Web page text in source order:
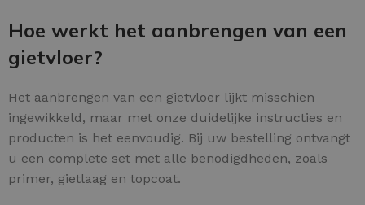
Hoe werkt het aanbrengen van een
gietvloer?
Het aanbrengen van een gietvloer lijkt misschien
ingewikkeld, maar met onze duidelijke instructies en
producten is het eenvoudig. Bij uw bestelling ontvangt
u een complete set met alle benodigdheden, zoals
primer, gietlaag en topcoat.